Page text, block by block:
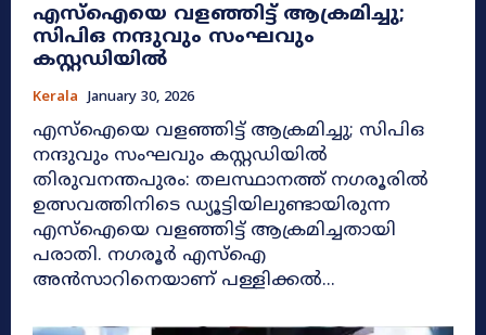
എസ്‌ഐയെ വളഞ്ഞിട്ട് ആക്രമിച്ചു;
സിപിഒ നന്ദുവും സംഘവും
കസ്റ്റഡിയിൽ
Kerala January 30, 2026
എസ്‌ഐയെ വളഞ്ഞിട്ട് ആക്രമിച്ചു; സിപിഒ
നന്ദുവും സംഘവും കസ്റ്റഡിയിൽ
തിരുവനന്തപുരം: തലസ്ഥാനത്ത് നഗരൂരിൽ
ഉത്സവത്തിനിടെ ഡ്യൂട്ടിയിലുണ്ടായിരുന്ന
എസ്‌ഐയെ വളഞ്ഞിട്ട് ആക്രമിച്ചതായി
പരാതി. നഗരൂർ എസ്‌ഐ
അൻസാറിനെയാണ് പള്ളിക്കൽ...